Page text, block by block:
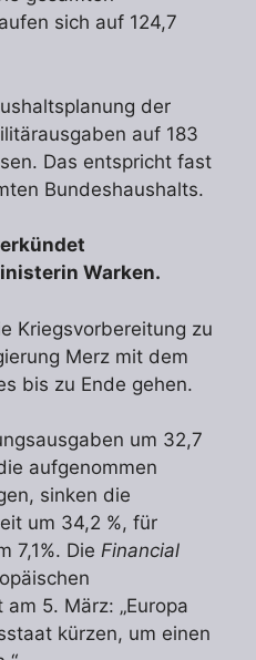
sich auf 124,7
der
auf 183
Das entspricht fast
Bundeshaushalts.
Warken.
Kriegsvorbereitung zu
Merz mit dem
bis zu Ende gehen.
um 32,7
aufgenommen
sinken die
um 34,2 %, für
7,1%. Die Financial
5. März: „Europa
kürzen, um einen